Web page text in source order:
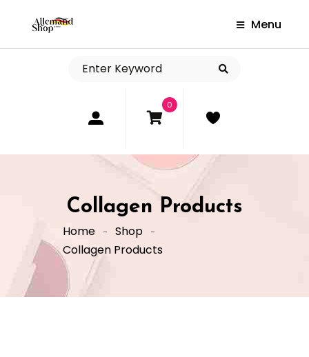
Menu
0
Collagen Products
Home
Shop
Collagen Products